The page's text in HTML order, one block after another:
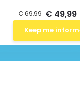
€ 69,99 € 49,99
Keep me